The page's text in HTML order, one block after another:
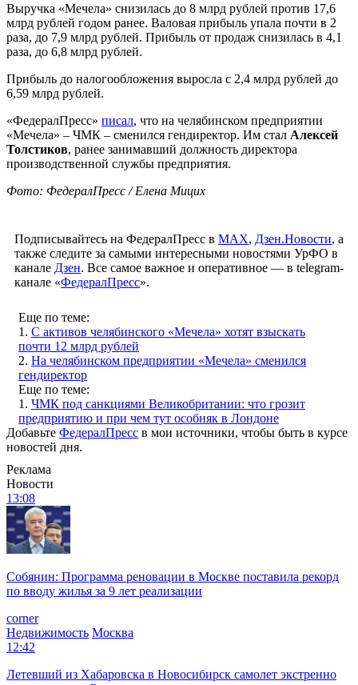
Выручка «Мечела» снизилась до 8 млрд рублей против 17,6
млрд рублей годом ранее. Валовая прибыль упала почти в 2
раза, до 7,9 млрд рублей. Прибыль от продаж снизилась в 4,1
раза, до 6,8 млрд рублей.
Прибыль до налогообложения выросла с 2,4 млрд рублей до
6,59 млрд рублей.
«ФедералПресс» писал, что на челябинском предприятии
«Мечела» – ЧМК – сменился гендиректор. Им стал Алексей
Толстиков, ранее занимавший должность директора
производственной службы предприятия.
Фото: ФедералПресс / Елена Мицих
Подписывайтесь на ФедералПресс в МАХ, Дзен.Новости, а
также следите за самыми интересными новостями УрФО в
канале Дзен. Все самое важное и оперативное — в telegram-
канале «ФедералПресс».
Еще по теме:
1. С активов челябинского «Мечела» хотят взыскать
почти 12 млрд рублей
2. На челябинском предприятии «Мечела» сменился
гендиректор
Еще по теме:
1. ЧМК под санкциями Великобритании: что грозит
предприятию и при чем тут особняк в Лондоне
Добавьте ФедералПресс в мои источники, чтобы быть в курсе
новостей дня.
Реклама
Новости
13:08
Собянин: Программа реновации в Москве поставила рекорд
по вводу жилья за 9 лет реализации
corner
Недвижимость Москва
12:42
Летевший из Хабаровска в Новосибирск самолет экстренно